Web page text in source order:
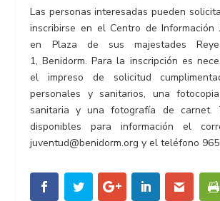
Las personas interesadas pueden
inscribirse en el Centro de Información
en Plaza de sus majestades
1,Benidorm. Para la inscripción es
el impreso de solicitud
personales y sanitarios, una
sanitaria y una fotografía de carnet.
disponibles para información el
juventud@benidorm.org y el teléfono